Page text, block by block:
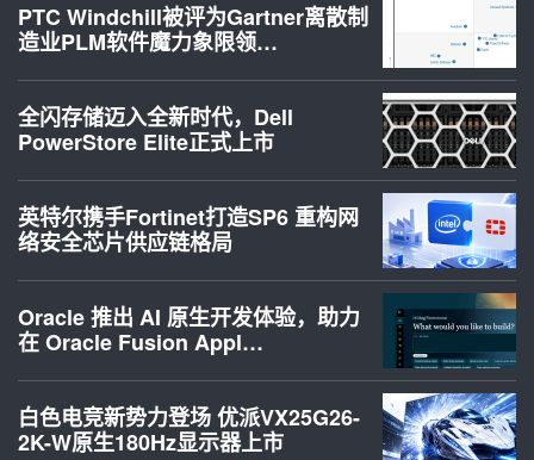
PTC Windchill被评为Gartner离散制
造业PLM软件魔力象限领…
全闪存储迈入全新时代，Dell
PowerStore Elite正式上市
英特尔携手Fortinet打造SP6 重构网
络安全芯片供应链格局
Oracle 推出 AI 原生开发体验，助力
在 Oracle Fusion Appl…
白色电竞新势力登场 优派VX25G26-
2K-W原生180Hz显示器上市